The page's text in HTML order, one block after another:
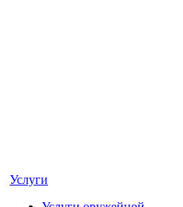
Услуги